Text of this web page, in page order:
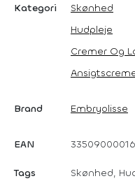
Kategori
Skønhed
Hudpleje
Cremer Og
Brand Embryolisse
EAN
Tags
Skønhed,